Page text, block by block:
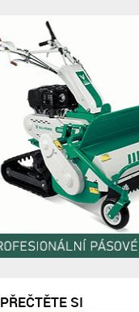
PŘEČTĚTE SI